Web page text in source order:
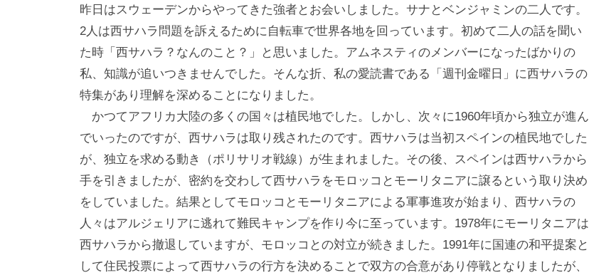
イ
ト
た
か
な
木
津
市
の
コ
メ
ン
ト
昨日はスウェーデンからやってきた強者とお会いしました。サナとベンジャミンの二人です。
2人は西サハラ問題を訴えるために自転車で世界各地を回っています。初めて二人の話を聞い
た時「西サハラ？なんのこと？」と思いました。アムネスティのメンバーになったばかりの
私、知識が追いつきませんでした。そんな折、私の愛読書である「週刊金曜日」に西サハラの
特集があり理解を深めることになりました。
かつてアフリカ大陸の多くの国々は植民地でした。しかし、次々に1960年頃から独立が進ん
でいったのですが、西サハラは取り残されたのです。西サハラは当初スペインの植民地でした
が、独立を求める動き（ポリサリオ戦線）が生まれました。その後、スペインは西サハラから
手を引きましたが、密約を交わして西サハラをモロッコとモーリタニアに譲るという取り決め
をしていました。結果としてモロッコとモーリタニアによる軍事進攻が始まり、西サハラの
人々はアルジェリアに逃れて難民キャンプを作り今に至っています。1978年にモーリタニアは
西サハラから撤退していますが、モロッコとの対立が続きました。1991年に国連の和平提案と
して住民投票によって西サハラの行方を決めることで双方の合意があり停戦となりましたが、